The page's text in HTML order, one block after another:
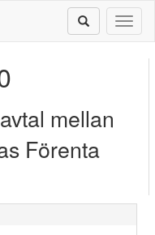
mellan
Förenta